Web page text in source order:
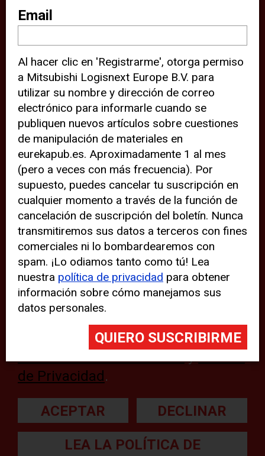
sitio web (por ejemplo, ofreciéndole
información de ubicación). Estas
terceras partes también definen
cookies en su dispositivo y pueden
rastrear su comportamiento en
internet. Al hacer clic en “Aceptar”,
significa que está de acuerdo con el
uso de cookies analíticas y de
terceros para tener una experiencia
óptima en nuestro sitio web. Si
elige “Declinar” el uso de cookies
analíticas y de terceros, evitará que
terceras partes rastreen su
comportamiento en nuestro sitio
web, aunque pueden aparecer
problemas técnicos con el sitio
web. Para obtener más
información, lea nuestra
de Privacidad .
ACEPTAR DECLINAR
LEA LA POLÍTICA DE
Email
Al hacer clic en 'Registrarme', otorga permiso
a Mitsubishi Logisnext Europe B.V. para
utilizar su nombre y dirección de correo
electrónico para informarle cuando se
publiquen nuevos artículos sobre cuestiones
de manipulación de materiales en
eurekapub.es. Aproximadamente 1 al mes
(pero a veces con más frecuencia). Por
supuesto, puedes cancelar tu suscripción en
cualquier momento a través de la función de
cancelación de suscripción del boletín. Nunca
transmitiremos sus datos a terceros con fines
comerciales ni lo bombardearemos con
spam. ¡Lo odiamos tanto como tú! Lea
nuestra política de privacidad para obtener
información sobre cómo manejamos sus
datos personales.